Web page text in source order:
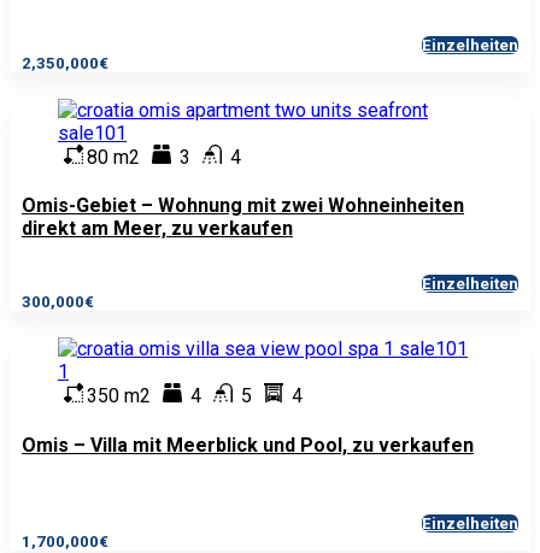
2,350,000€
Einzelheiten
80 m2 3 4
Omis-Gebiet – Wohnung mit zwei Wohneinheiten
direkt am Meer, zu verkaufen
300,000€
Einzelheiten
350 m2 4 5 4
Omis – Villa mit Meerblick und Pool, zu verkaufen
1,700,000€
Einzelheiten